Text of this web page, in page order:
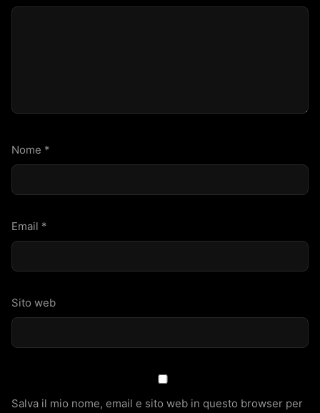
Nome *
Email *
Sito web
Salva il mio nome, email e sito web in questo browser per